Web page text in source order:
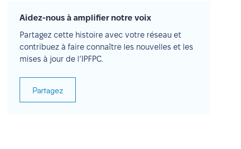
Aidez-nous à amplifier notre voix
Partagez cette histoire avec votre réseau et
contribuez à faire connaître les nouvelles et les
mises à jour de l’IPFPC.
Partagez